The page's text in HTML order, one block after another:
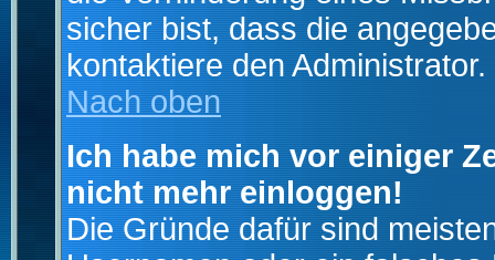
sicher bist, dass die
kontaktiere den Administrator.
Nach oben
Ich habe mich vor einiger
nicht mehr einloggen!
Die Gründe dafür sind